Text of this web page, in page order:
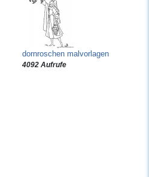
dornroschen malvorlagen
4092 Aufrufe